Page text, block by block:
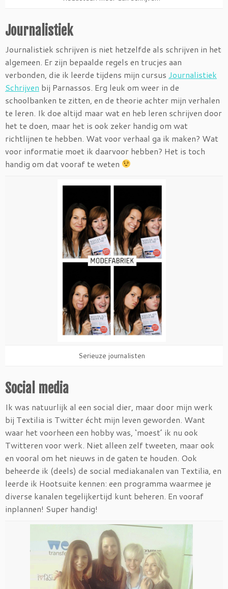
Journalistiek
Journalistiek schrijven is niet hetzelfde als schrijven in het
algemeen. Er zijn bepaalde regels en trucjes aan
verbonden, die ik leerde tijdens mijn cursus Journalistiek
Schrijven bij Parnassos. Erg leuk om weer in de
schoolbanken te zitten, en de theorie achter mijn verhalen
te leren. Ik doe altijd maar wat en heb leren schrijven door
het te doen, maar het is ook zeker handig om wat
richtlijnen te hebben. Wat voor verhaal ga ik maken? Wat
voor informatie moet ik daarvoor hebben? Het is toch
handig om dat vooraf te weten
Serieuze journalisten
Social media
Ik was natuurlijk al een social dier, maar door mijn werk
bij Textilia is Twitter écht mijn leven geworden. Want
waar het voorheen een hobby was, ‘moest’ ik nu ook
Twitteren voor werk. Niet alleen zelf tweeten, maar ook
en vooral om het nieuws in de gaten te houden. Ook
beheerde ik (deels) de social mediakanalen van Textilia, en
leerde ik Hootsuite kennen: een programma waarmee je
diverse kanalen tegelijkertijd kunt beheren. En vooraf
inplannen! Super handig!